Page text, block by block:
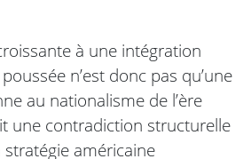
à une intégration
n’est donc pas qu’une
au nationalisme de l’ère
une contradiction structurelle
américaine